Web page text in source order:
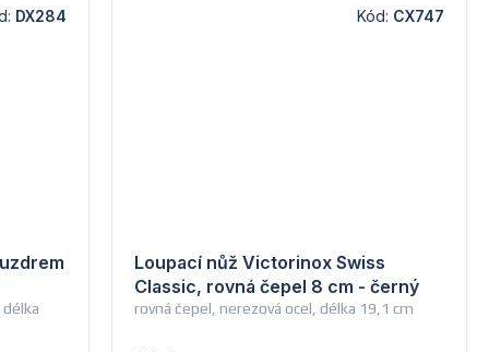
DX284
rovná čepel, nerezová ocel, délka 19,1 cm
Loupací nůž Victorinox Swiss
Classic, rovná čepel 8 cm - černý
Kód: CX747